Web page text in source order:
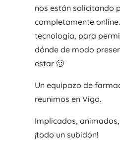
nos están solicitando
completamente
tecnología, para
dónde de modo
estar 🙂
Un equipazo de
reunimos en Vigo.
Implicados,
¡todo un subidón!